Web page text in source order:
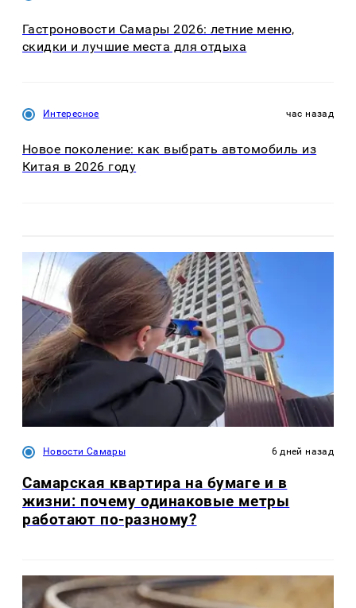
Гастроновости Самары 2026: летние меню,
скидки и лучшие места для отдыха
Интересное час назад
Новое поколение: как выбрать автомобиль из
Китая в 2026 году
Новости Самары 6 дней назад
Самарская квартира на бумаге и в
жизни: почему одинаковые метры
работают по-разному?